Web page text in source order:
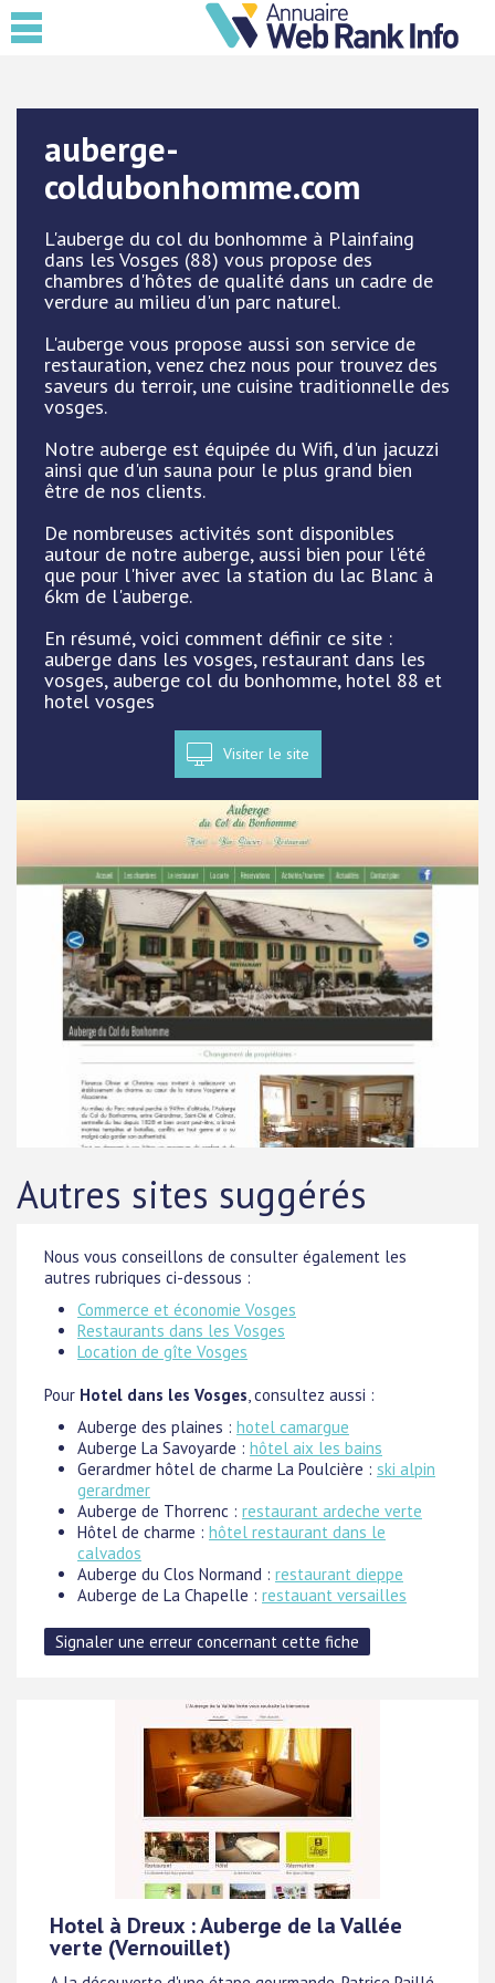
auberge-
coldubonhomme.com
L'auberge du col du bonhomme à Plainfaing
dans les Vosges (88) vous propose des
chambres d'hôtes de qualité dans un cadre de
verdure au milieu d'un parc naturel.
L'auberge vous propose aussi son service de
restauration, venez chez nous pour trouvez des
saveurs du terroir, une cuisine traditionnelle des
vosges.
Notre auberge est équipée du Wifi, d'un jacuzzi
ainsi que d'un sauna pour le plus grand bien
être de nos clients.
De nombreuses activités sont disponibles
autour de notre auberge, aussi bien pour l'été
que pour l'hiver avec la station du lac Blanc à
6km de l'auberge.
En résumé, voici comment définir ce site :
auberge dans les vosges, restaurant dans les
vosges, auberge col du bonhomme, hotel 88 et
hotel vosges
Visiter le site
Autres sites suggérés
Nous vous conseillons de consulter également les
autres rubriques ci-dessous :
Commerce et économie Vosges
Restaurants dans les Vosges
Location de gîte Vosges
Pour Hotel dans les Vosges, consultez aussi :
Auberge des plaines : hotel camargue
Auberge La Savoyarde : hôtel aix les bains
Gerardmer hôtel de charme La Poulcière : ski alpin
gerardmer
Auberge de Thorrenc : restaurant ardeche verte
Hôtel de charme : hôtel restaurant dans le
calvados
Auberge du Clos Normand : restaurant dieppe
Auberge de La Chapelle : restauant versailles
Hotel à Dreux : Auberge de la Vallée
verte (Vernouillet)